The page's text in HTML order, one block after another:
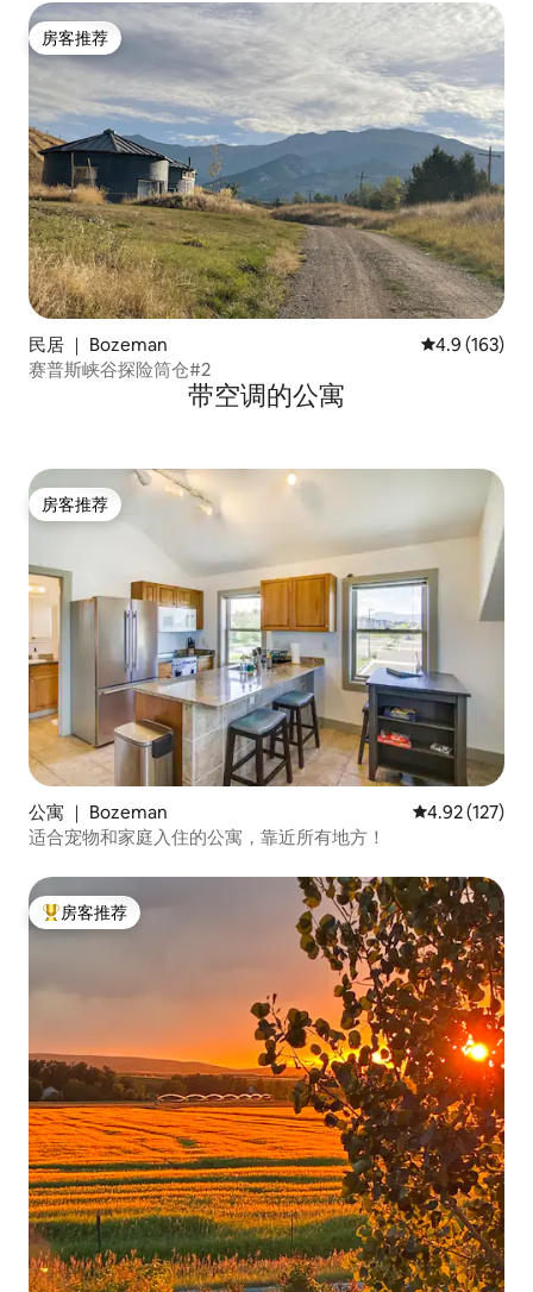
房客推荐
房客推荐
民居 ｜ Bozeman 平均评分 4.9
4.9 (163)
赛普斯峡谷探险筒仓#2
带空调的公寓
房客推荐
房客推荐
公寓 ｜ Bozeman 平均评分 4.92
4.92 (127)
适合宠物和家庭入住的公寓，靠近所有地方！
热门「房客推荐」
房客推荐